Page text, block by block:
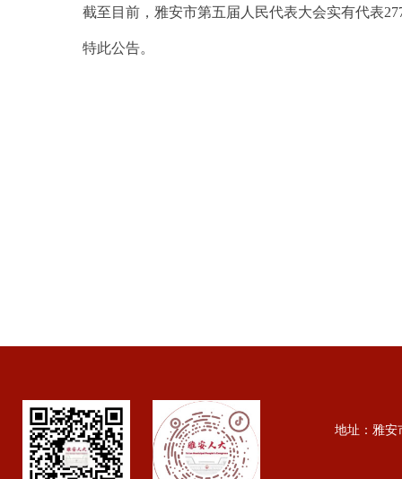
截至目前，雅安市第五届人民代表大会实有代表
特此公告。
地址：雅安